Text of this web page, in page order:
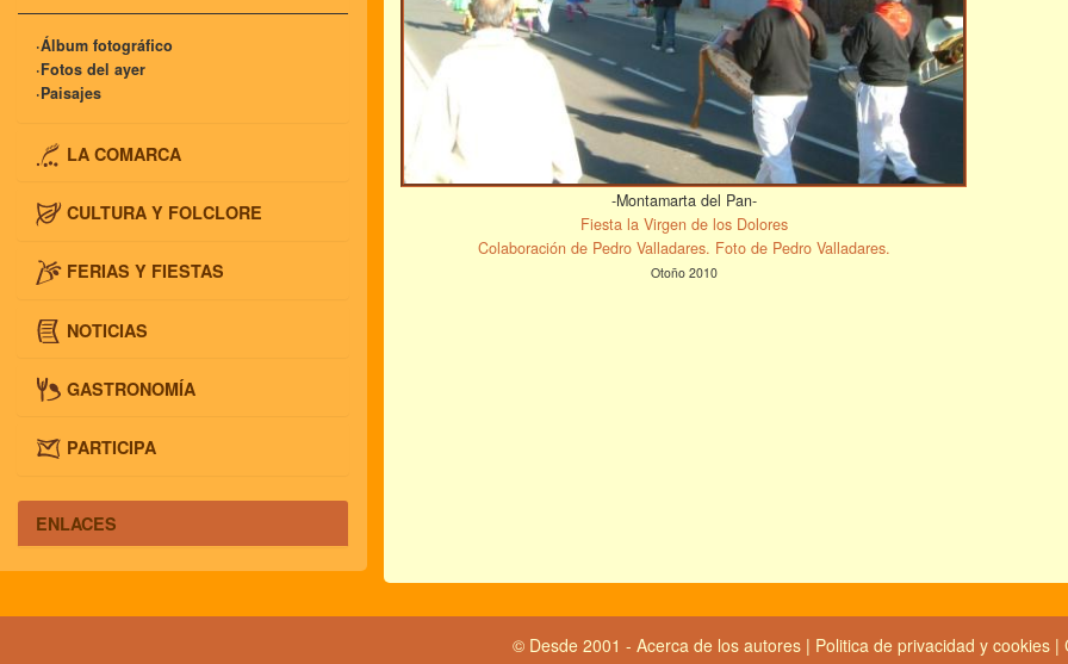
·Álbum fotográfico
·Fotos del ayer
·Paisajes
LA COMARCA
CULTURA Y FOLCLORE
FERIAS Y FIESTAS
NOTICIAS
GASTRONOMÍA
PARTICIPA
ENLACES
-Montamarta del Pan-
Fiesta la Virgen de los Dolores
Colaboración de Pedro Valladares. Foto de Pedro Valladares.
Otoño 2010
© Desde 2001 - Acerca de los autores| Politica de privacidad y cookies |